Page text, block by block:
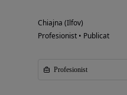
Chiajna (Ilfov)
Profesionist • Publicat
Profesionist